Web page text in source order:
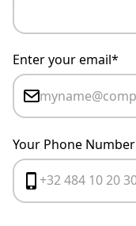
Enter your email*
Your Phone Number